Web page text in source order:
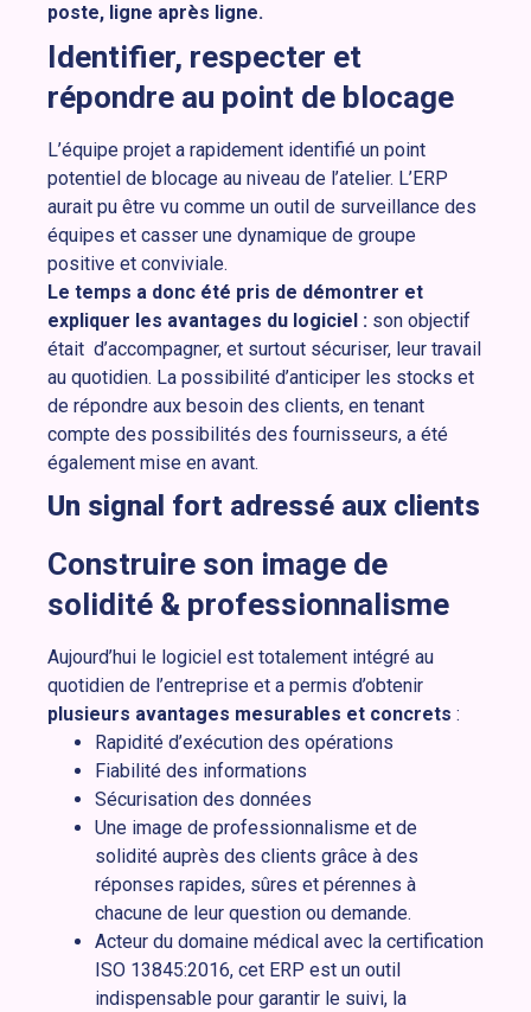
poste, ligne après ligne.
Identifier, respecter et
répondre au point de blocage
L’équipe projet a rapidement identifié un point
potentiel de blocage au niveau de l’atelier. L’ERP
aurait pu être vu comme un outil de surveillance des
équipes et casser une dynamique de groupe
positive et conviviale.
Le temps a donc été pris de démontrer et
expliquer les avantages du logiciel : son objectif
était d’accompagner, et surtout sécuriser, leur travail
au quotidien. La possibilité d’anticiper les stocks et
de répondre aux besoin des clients, en tenant
compte des possibilités des fournisseurs, a été
également mise en avant.
Un signal fort adressé aux clients
Construire son image de
solidité & professionnalisme
Aujourd’hui le logiciel est totalement intégré au
quotidien de l’entreprise et a permis d’obtenir
plusieurs avantages mesurables et concrets :
Rapidité d’exécution des opérations
Fiabilité des informations
Sécurisation des données
Une image de professionnalisme et de
solidité auprès des clients grâce à des
réponses rapides, sûres et pérennes à
chacune de leur question ou demande.
Acteur du domaine médical avec la certification
ISO 13845:2016, cet ERP est un outil
indispensable pour garantir le suivi, la